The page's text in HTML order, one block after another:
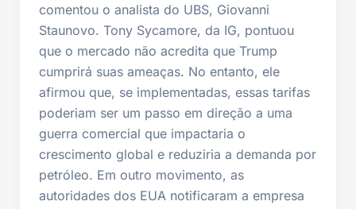
comentou o analista do UBS, Giovanni
Staunovo. Tony Sycamore, da IG, pontuou
que o mercado não acredita que Trump
cumprirá suas ameaças. No entanto, ele
afirmou que, se implementadas, essas tarifas
poderiam ser um passo em direção a uma
guerra comercial que impactaria o
crescimento global e reduziria a demanda por
petróleo. Em outro movimento, as
autoridades dos EUA notificaram a empresa